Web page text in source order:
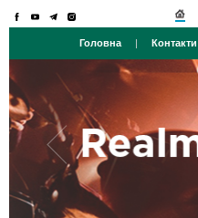
Головна | Контакти